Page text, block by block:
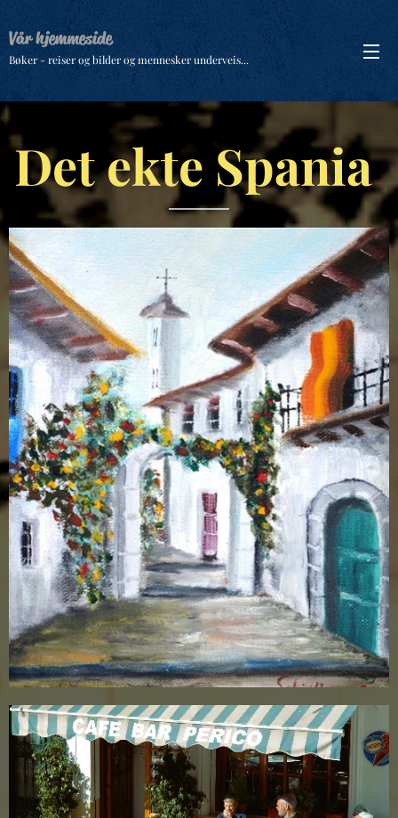
Vår hjemmeside
Bøker - reiser og bilder og mennesker underveis...
Det ekte Spania